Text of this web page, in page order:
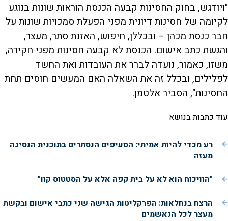
"ויודגש, בחוק החסינות קבעה הכנסת הוראות שונות בנוגע
לקיומה של חסינות דיונית מפני הפעלת סמכויות שונות על
חבר כנסת מכהן – ובכללן, חיפוש, האזנת סתר, מעצר,
והגשת כתב אישום. הכנסת לא קבעה חסינות מפני חקירה,
משזו, כאמור, נועדה לברר את העובדות ואת החשד
לפלילים, ובכלל זה את השאלה האם המעשים חוסים תחת
החסינות", הסביר אלטמן.
עוד כתבות בנושא
רע מכדי להיות אמיתי: הסעיפים הנסתרים בתוכנית הנסיגה
מעזה
"הוויכוח הוא לא על בית קפה אלא על הסטטוס קוו"
הרצח בנחלאות: הפרקליטות הגישה שני כתבי אישום ובקשת
מעצר לכל הנאשמים